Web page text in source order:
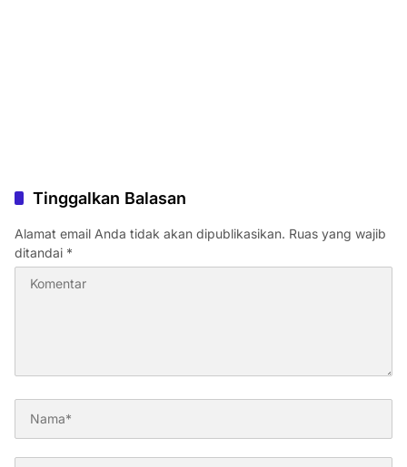
Tinggalkan Balasan
Alamat email Anda tidak akan dipublikasikan. Ruas yang wajib
ditandai *